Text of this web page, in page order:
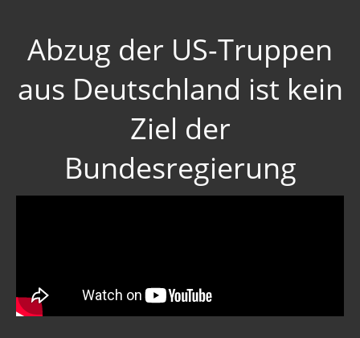
Abzug der US-Truppen
aus Deutschland ist kein
Ziel der
Bundesregierung